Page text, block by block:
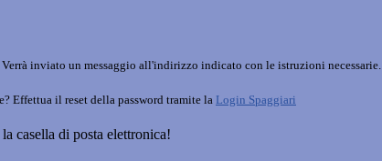
Verrà inviato un messaggio all'indirizzo indicato con le istruzioni necessarie.
Effettua il reset della password tramite la Login Spaggiari
casella di posta elettronica!